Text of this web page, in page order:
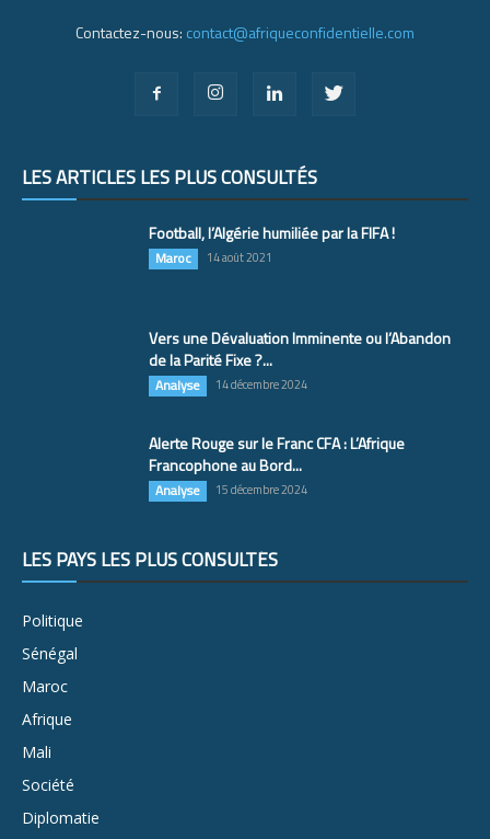
Contactez-nous: contact@afriqueconfidentielle.com
LES ARTICLES LES PLUS CONSULTÉS
Football, l’Algérie humiliée par la FIFA !
Maroc 14 août 2021
Vers une Dévaluation Imminente ou l’Abandon
de la Parité Fixe ?...
Analyse 14 décembre 2024
Alerte Rouge sur le Franc CFA : L’Afrique
Francophone au Bord...
Analyse 15 décembre 2024
LES PAYS LES PLUS CONSULTÉS
Politique
Sénégal
Maroc
Afrique
Mali
Société
Diplomatie